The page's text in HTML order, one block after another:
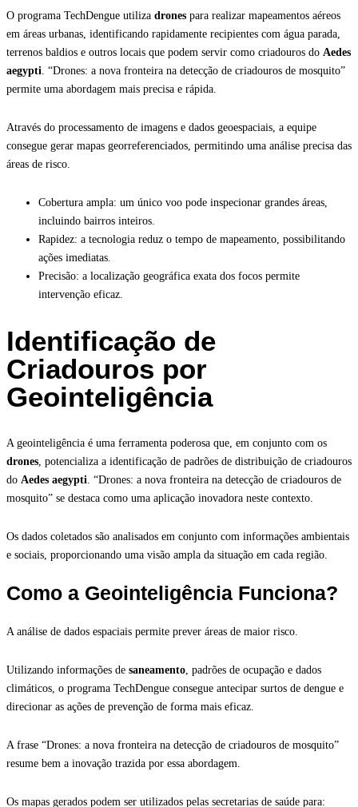
O programa TechDengue utiliza drones para realizar mapeamentos aéreos
em áreas urbanas, identificando rapidamente recipientes com água parada,
terrenos baldios e outros locais que podem servir como criadouros do Aedes
aegypti. “Drones: a nova fronteira na detecção de criadouros de mosquito”
permite uma abordagem mais precisa e rápida.
Através do processamento de imagens e dados geoespaciais, a equipe
consegue gerar mapas georreferenciados, permitindo uma análise precisa das
áreas de risco.
Cobertura ampla: um único voo pode inspecionar grandes áreas,
incluindo bairros inteiros.
Rapidez: a tecnologia reduz o tempo de mapeamento, possibilitando
ações imediatas.
Precisão: a localização geográfica exata dos focos permite
intervenção eficaz.
Identificação de
Criadouros por
Geointeligência
A geointeligência é uma ferramenta poderosa que, em conjunto com os
drones, potencializa a identificação de padrões de distribuição de criadouros
do Aedes aegypti. “Drones: a nova fronteira na detecção de criadouros de
mosquito” se destaca como uma aplicação inovadora neste contexto.
Os dados coletados são analisados em conjunto com informações ambientais
e sociais, proporcionando uma visão ampla da situação em cada região.
Como a Geointeligência Funciona?
A análise de dados espaciais permite prever áreas de maior risco.
Utilizando informações de saneamento, padrões de ocupação e dados
climáticos, o programa TechDengue consegue antecipar surtos de dengue e
direcionar as ações de prevenção de forma mais eficaz.
A frase “Drones: a nova fronteira na detecção de criadouros de mosquito”
resume bem a inovação trazida por essa abordagem.
Os mapas gerados podem ser utilizados pelas secretarias de saúde para: